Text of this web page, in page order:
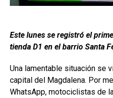
Este lunes se registró el
tienda D1 en el barrio Santa
Una lamentable situación se
capital del Magdalena. Por
WhatsApp, motociclistas de